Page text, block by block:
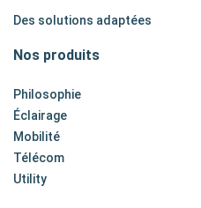
Des solutions adaptées
Nos produits
Philosophie
Éclairage
Mobilité
Télécom
Utility